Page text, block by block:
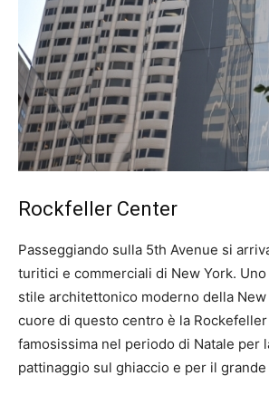
Rockfeller Center
Passeggiando sulla 5th Avenue si
turitici e commerciali di New York.
stile architettonico moderno della
cuore di questo centro è la Rockefeller
famosissima nel periodo di Natale per
pattinaggio sul ghiaccio e per il